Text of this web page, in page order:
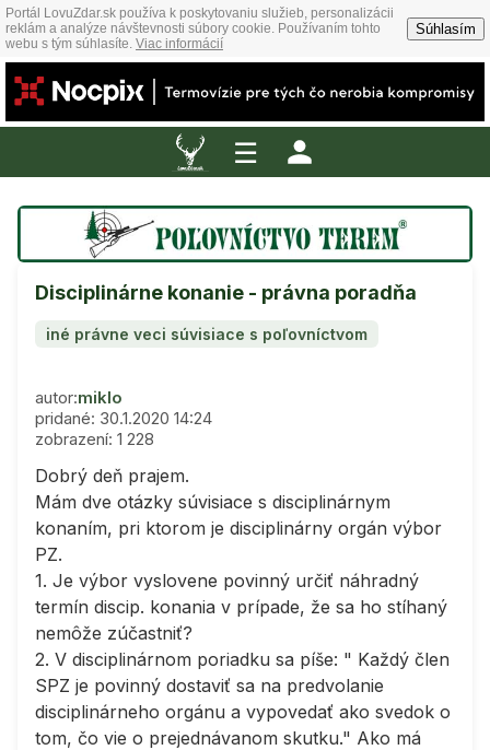
Portál LovuZdar.sk používa k poskytovaniu služieb, personalizácii
reklám a analýze návštevnosti súbory cookie. Používaním tohto
webu s tým súhlasíte. Viac informácií
Súhlasím
☰
Disciplinárne konanie - právna poradňa
iné právne veci súvisiace s poľovníctvom
autor:miklo
pridané: 30.1.2020 14:24
zobrazení: 1 228
Dobrý deň prajem.
Mám dve otázky súvisiace s disciplinárnym
konaním, pri ktorom je disciplinárny orgán výbor
PZ.
1. Je výbor vyslovene povinný určiť náhradný
termín discip. konania v prípade, že sa ho stíhaný
nemôže zúčastniť?
2. V disciplinárnom poriadku sa píše: " Každý člen
SPZ je povinný dostaviť sa na predvolanie
disciplinárneho orgánu a vypovedať ako svedok o
tom, čo vie o prejednávanom skutku." Ako má